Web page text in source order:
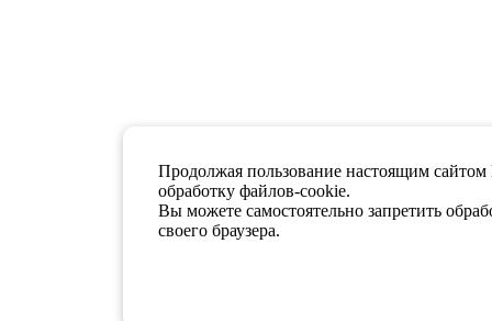
Продолжая пользование настоящим
обработку файлов-cookie.
Вы можете самостоятельно запретить
своего браузера.